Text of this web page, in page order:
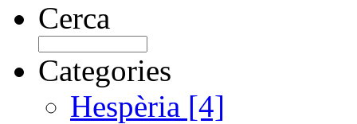
Cerca
Categories
Hespèria [4]